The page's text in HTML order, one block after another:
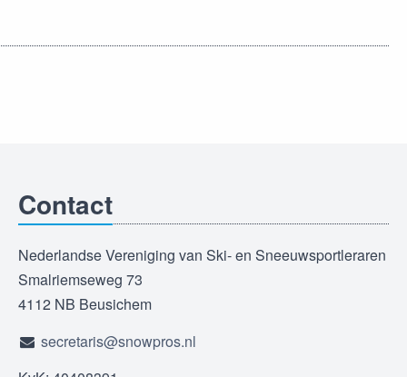
Contact
Nederlandse Vereniging van Ski- en Sneeuwsportleraren
Smalriemseweg 73
4112 NB Beusichem
secretaris@snowpros.nl